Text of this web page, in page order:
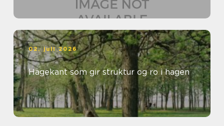
02. juli 2026
Hagekant som gir struktur og ro i hagen